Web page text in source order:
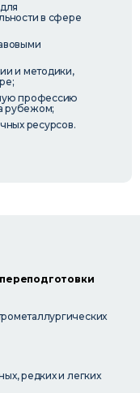
в сфере
и методики,
профессию
рубежом;
ресурсов.
редких и легких